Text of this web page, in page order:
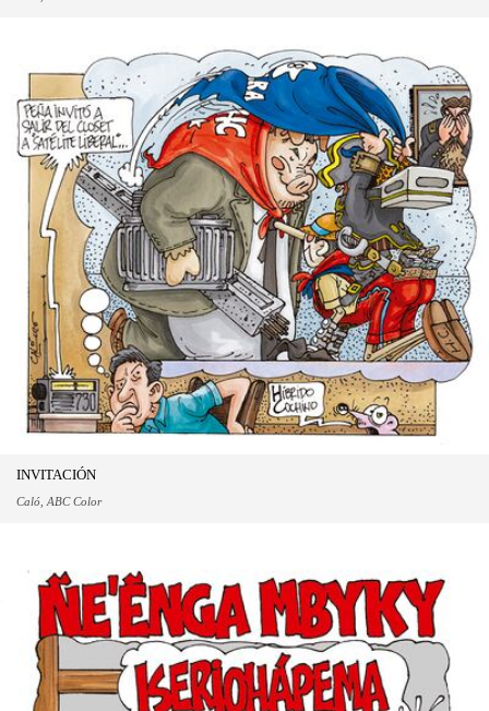
INVITACIÓN
Caló, ABC Color